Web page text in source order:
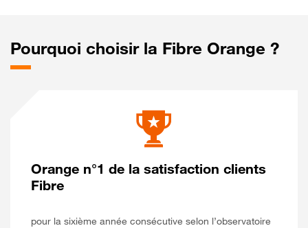
Pourquoi choisir la Fibre Orange ?
Orange n°1 de la satisfaction clients
Fibre
pour la sixième année consécutive selon l’observatoire